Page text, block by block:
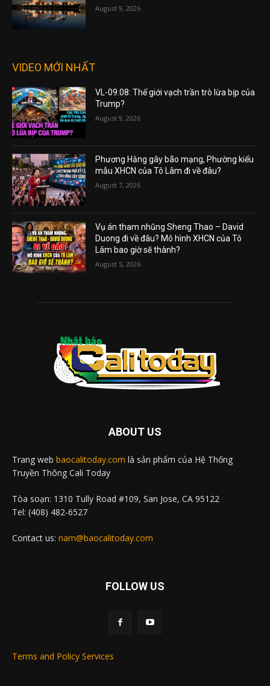
August 9, 2026
VIDEO MỚI NHẤT
VL-09.08: Thế giới vạch trần trò lừa bịp của
Trump?
August 9, 2026
Phương Hằng gây bão mạng, Phường kiểu
mẫu XHCN của Tô Lâm đi về đâu?
August 7, 2026
Vụ án tham nhũng Sheng Thao – David
Duong đi về đâu? Mô hình XHCN của Tô
Lâm bao giờ sẽ thành?
August 5, 2026
ABOUT US
Trang web baocalitoday.com là sản phẩm của Hệ Thống
Truyền Thông Cali Today
Tòa soạn: 1310 Tully Road #109, San Jose, CA 95122
Tel: (408) 482-6527
Contact us: nam@baocalitoday.com
FOLLOW US
Terms and Policy Services